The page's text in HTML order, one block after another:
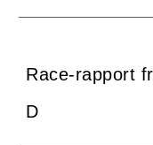
Race-rapport
D